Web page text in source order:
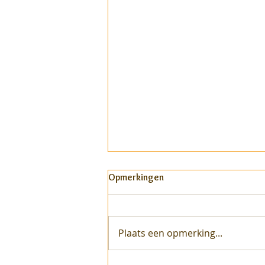
Opmerkingen
Plaats een opmerking...